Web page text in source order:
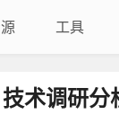
工具
术调研分